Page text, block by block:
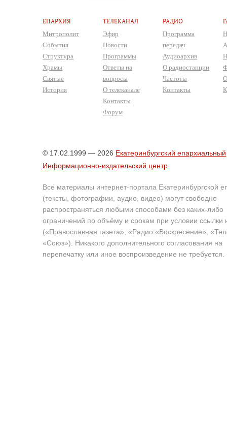
ЕПАРХИЯ
Митрополит
События
Структура
Храмы
Святые
История
ТЕЛЕКАНАЛ
Эфир
Новости
Программы
Ответы на
вопросы
О телеканале
Контакты
Форум
РАДИО
Программа
передач
Аудиоархив
О радиостанции
Частоты
Контакты
© 17.02.1999 — 2026 Екатеринбургский епархиальный
Информационно-издательский центр
Все материалы интернет-портала Екатеринбургской
(тексты, фотографии, аудио, видео) могут свободно
распространяться любыми способами без каких-либо
ограничений по объёму и срокам при условии ссылки
(«Православная газета», «Радио «Воскресение»,
«Союз»). Никакого дополнительного согласования на
перепечатку или иное воспроизведение не требуется.